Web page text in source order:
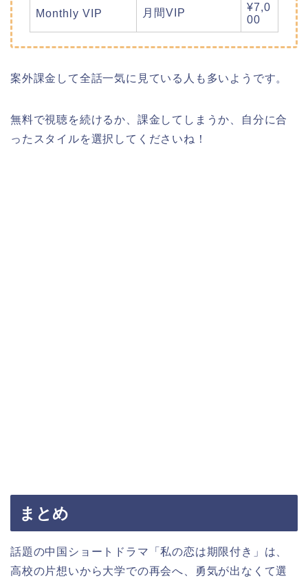
Monthly VIP 月間VIP
¥7,0
00
案外課金して全話一気に見ている人も多いようです。
無料で視聴を続けるか、課金してしまうか、自分に合
ったスタイルを選択してくださいね！
まとめ
話題の中国ショートドラマ「私の恋は期限付き」は、
高校の片想いから大学での再会へ、勇気が出なくて選